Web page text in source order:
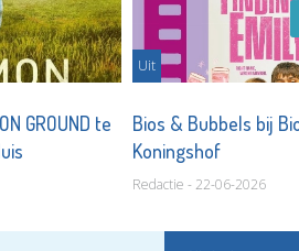
GROUND te
Uit
Bios & Bubbels bij
Koningshof
Redactie - 22-06-2026